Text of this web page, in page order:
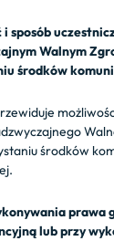
i sposób
Walnym
środków
środków
prawa
lub przy